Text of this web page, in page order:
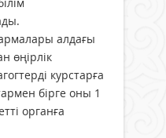
алдағы
өңірлік
курстарға
бірге оны 1
органға